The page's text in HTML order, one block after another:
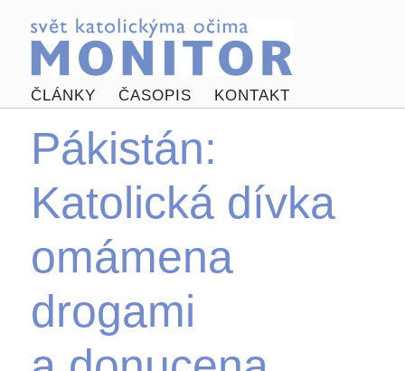
ČLÁNKY ČASOPIS KONTAKT
Pákistán:
Katolická dívka
omámena
drogami